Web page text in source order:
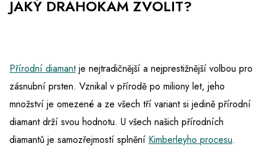
JAKÝ DRAHOKAM ZVOLIT?
Přírodní diamantje nejtradičnější a nejprestižnější volbou pro
zásnubní prsten. Vznikal v přírodě po miliony let, jeho
množství je omezené a ze všech tří variant si jedině přírodní
diamant drží svou hodnotu. U všech našich přírodních
diamantů je samozřejmostí splnění Kimberleyho procesu.